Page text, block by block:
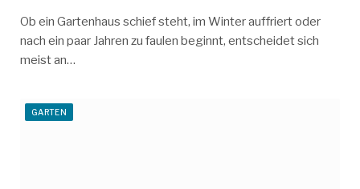
Ob ein Gartenhaus schief steht, im Winter auffriert oder
nach ein paar Jahren zu faulen beginnt, entscheidet sich
meist an…
GARTEN